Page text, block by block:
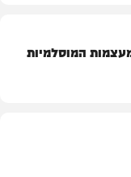
המוסלמיות